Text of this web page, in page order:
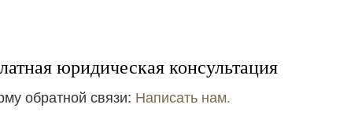
юридическая консультация
обратной связи: Написать нам.